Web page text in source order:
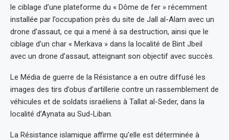
le ciblage d’une plateforme du « Dôme de fer » récemment
installée par l’occupation près du site de Jall al-Alam avec un
drone d’assaut, ce qui a mené à sa destruction, ainsi que le
ciblage d’un char « Merkava » dans la localité de Bint Jbeil
avec un drone d’assaut, atteignant son objectif avec succès.
Le Média de guerre de la Résistance a en outre diffusé les
images des tirs d’obus d’artillerie contre un rassemblement de
véhicules et de soldats israéliens à Tallat al-Seder, dans la
localité d’Aynata au Sud-Liban.
La Résistance islamique affirme qu’elle est déterminée à